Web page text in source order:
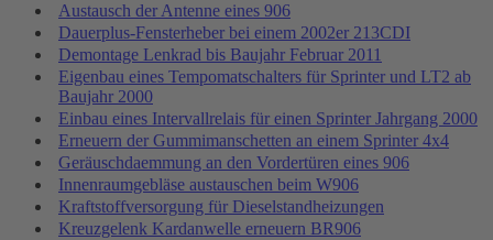
Austausch der Antenne eines 906
Dauerplus-Fensterheber bei einem 2002er 213CDI
Demontage Lenkrad bis Baujahr Februar 2011
Eigenbau eines Tempomatschalters für Sprinter und LT2 ab
Baujahr 2000
Einbau eines Intervallrelais für einen Sprinter Jahrgang 2000
Erneuern der Gummimanschetten an einem Sprinter 4x4
Geräuschdaemmung an den Vordertüren eines 906
Innenraumgebläse austauschen beim W906
Kraftstoffversorgung für Dieselstandheizungen
Kreuzgelenk Kardanwelle erneuern BR906